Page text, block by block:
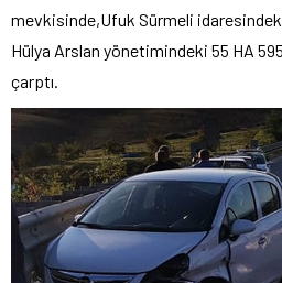
mevkisinde,Ufuk Sürmeli
Hülya Arslan yönetimindeki 55 HA
çarptı.